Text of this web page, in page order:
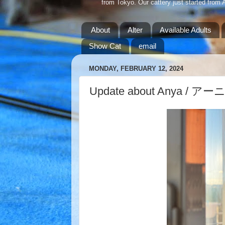
from Tokyo. Our cattery just started from
About Alter
Available Adults
Show Cat
email
MONDAY, FEBRUARY 12, 2024
Update about Anya / アー